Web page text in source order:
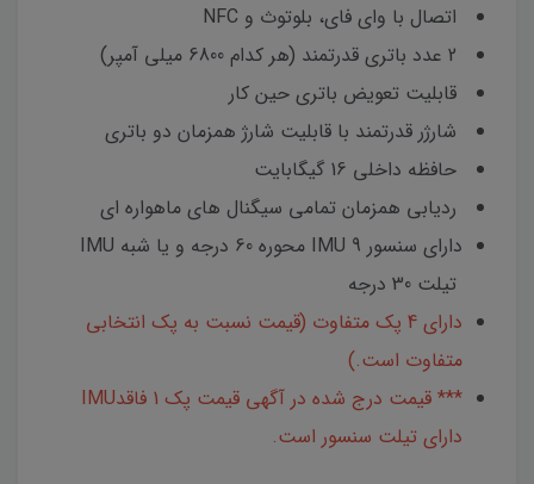
اتصال با وای فای، بلوتوث و NFC
قابلیت تعویض باتری حین کار
شارژر قدرتمند با قابلیت شارژ همزمان دو باتری
حافظه داخلی 16 گیگابایت
ردیابی همزمان تمامی سیگنال های ماهواره ای
دارای سنسور IMU 9 محوره 60 درجه و یا شبه IMU
تیلت 30 درجه
دارای 4 پک متفاوت (قیمت نسبت به پک انتخابی
متفاوت است.)
*** قیمت درج شده در آگهی قیمت پک 1 فاقدIMU
دارای تیلت سنسور است.